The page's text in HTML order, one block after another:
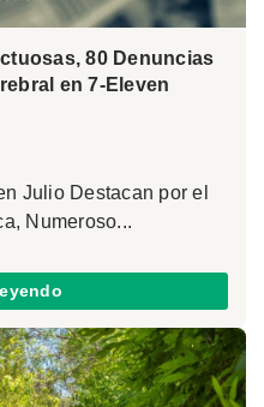
80 Denuncias
en 7-Eleven
Julio Destacan por el
Numeroso...